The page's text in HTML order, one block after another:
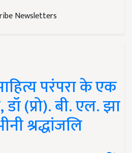
Newsletters
परंपरा के एक
(प्रो). बी. एल. झा
श्रद्धांजलि